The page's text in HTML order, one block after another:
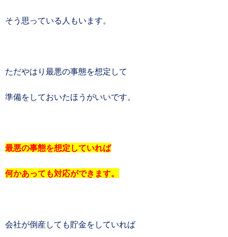
そう思っている人もいます。
ただやはり最悪の事態を想定して
準備をしておいたほうがいいです。
最悪の事態を想定していれば
何かあっても対応ができます。
会社が倒産しても貯金をしていれば